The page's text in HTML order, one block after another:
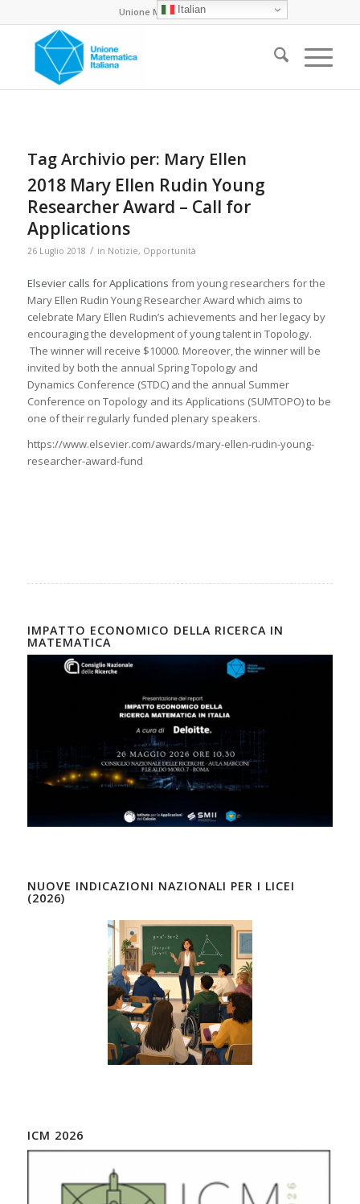
Unione Matematica Italiana
Tag Archivio per: Mary Ellen
2018 Mary Ellen Rudin Young
Researcher Award – Call for
Applications
26 Luglio 2018 / in Notizie, Opportunità
Elsevier calls for Applications from young researchers for the
Mary Ellen Rudin Young Researcher Award which aims to
celebrate Mary Ellen Rudin’s achievements and her legacy by
encouraging the development of young talent in Topology.
The winner will receive $10000. Moreover, the winner will be
invited by both the annual Spring Topology and
Dynamics Conference (STDC) and the annual Summer
Conference on Topology and its Applications (SUMTOPO) to be
one of their regularly funded plenary speakers.
https://www.elsevier.com/awards/mary-ellen-rudin-young-
researcher-award-fund
IMPATTO ECONOMICO DELLA RICERCA IN
MATEMATICA
NUOVE INDICAZIONI NAZIONALI PER I LICEI
(2026)
ICM 2026
Italian